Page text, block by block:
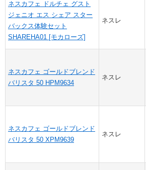
ネスカフェ ドルチェ グスト
ジェニオ エス シェア スター
バックス体験セット
SHAREHA01 [モカローズ]
ネスレ
ネスカフェ ゴールドブレンド
バリスタ 50 HPM9634
ネスレ
ネスカフェ ゴールドブレンド
バリスタ 50 XPM9639
ネスレ